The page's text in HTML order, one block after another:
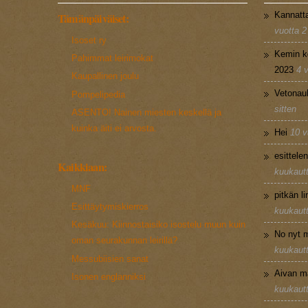
Tämänpäiväiset:
Isoset ry
Pahimmat leirimokat
Kaupallinen joulu
Pompelipedia
ASENTO! Nainen miesten keskellä ja
kuinka äiti ei arvosta.
Kaikkiaan:
MNF
Esittäytymiskierros
Kesäkuu: Kiinnostaisiko isostelu muun kuin
oman seurakunnan leirillä?
Messubiisien sanat
Isonen englanniksi
vuotta
Kemin
2023 4
sitten
Hei 10
pitkän
No nyt
Aivan